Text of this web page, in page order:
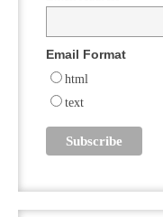
Email Format
html
text